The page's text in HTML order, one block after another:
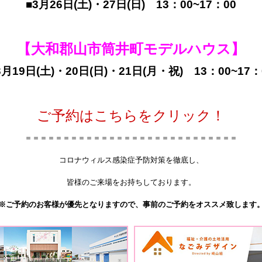
■3月26日(土)・27日(日) 13：00~17：00
【大和郡山市筒井町モデルハウス】
月19 日(土)・20日(日)・21日(月・祝)13：00~17：
ご予約はこちらをクリック！
＝＝＝＝＝＝＝＝＝＝＝＝＝＝＝＝＝＝＝＝＝＝＝＝＝＝＝＝
コロナウィルス感染症予防対策を徹底し、
皆様のご来場をお持ちしております。
ご予約のお客様が優先となりますので、事前のご予約をオススメ致します